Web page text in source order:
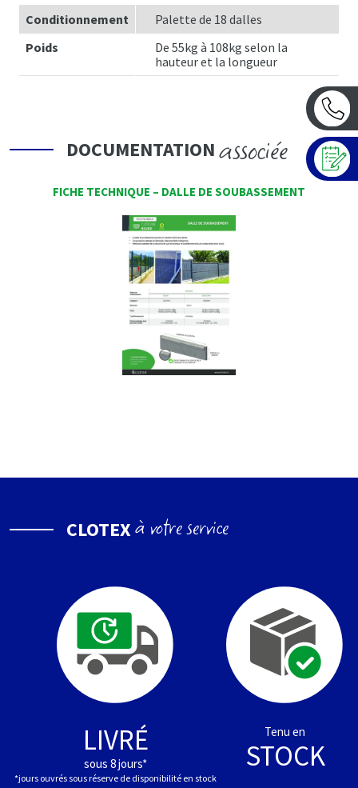
Conditionnement
Palette de 18 dalles
Poids
De 55kg à 108kg selon la
hauteur et la longueur
DOCUMENTATIONassociée
FICHE TECHNIQUE – DALLE DE SOUBASSEMENT
CLOTEXà votre service
LIVRÉ
sous 8 jours*
*jours ouvrés sous réserve de disponibilité en stock
Tenu en
STOCK